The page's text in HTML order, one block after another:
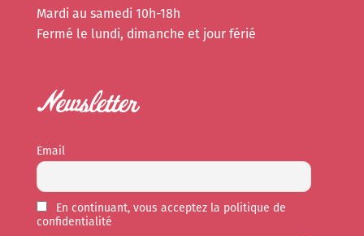
Mardi au samedi 10h-18h
Fermé le lundi, dimanche et jour férié
Newsletter
Email
En continuant, vous acceptez la politique de
confidentialité